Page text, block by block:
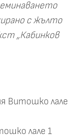
с жълто
„Кабинков
Витошко лале
лале 1